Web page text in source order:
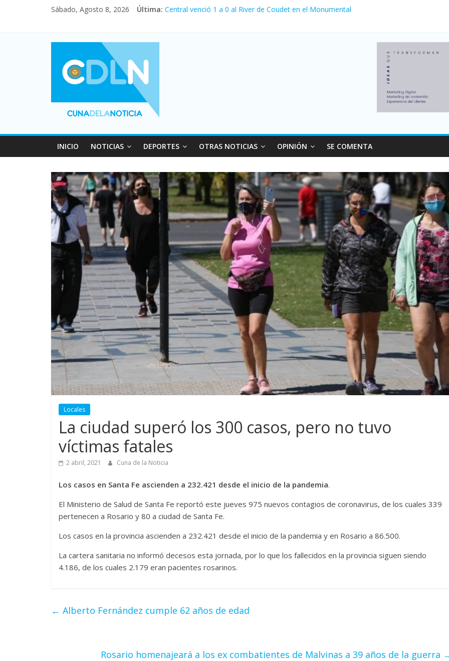
Sábado, Agosto 8, 2026 Última: Central venció 1 a 0 al River de Coudet en el Monumental
Vacaciones de invierno con más movimiento y consumo turístico: 4,6 millones de
Fuerte caída de la venta de autos usados en julio: bajó un 12,6% interanual
INICIO NOTICIAS DEPORTES OTRAS NOTICIAS OPINIÓN SE COMENTA
Locales
La ciudad superó los 300 casos, pero no tuvo
víctimas fatales
2 abril, 2021 Cuna de la Noticia
Los casos en Santa Fe ascienden a 232.421 desde el inicio de la pandemia.
El Ministerio de Salud de Santa Fe reportó este jueves 975 nuevos contagios de coronavirus, de los cuales 339
pertenecen a Rosario y 80 a ciudad de Santa Fe.
Los casos en la provincia ascienden a 232.421 desde el inicio de la pandemia y en Rosario a 86.500.
La cartera sanitaria no informó decesos esta jornada, por lo que los fallecidos en la provincia siguen siendo
4.186, de los cuales 2.179 eran pacientes rosarinos.
← Alberto Fernández cumple 62 años de edad
Rosario homenajeará a los ex combatientes de Malvinas a 39 años de la guerra